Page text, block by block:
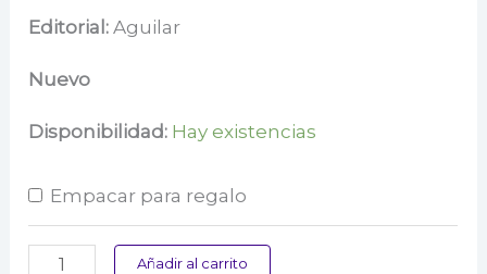
original
Editorial:Aguilar
Nuevo
Disponibilidad: Hay existencias
Empacar para regalo
Añadir al carrito